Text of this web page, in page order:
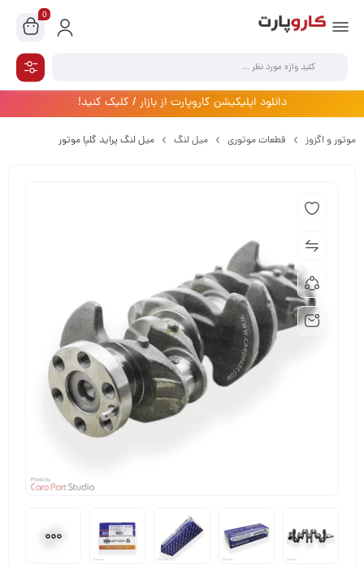
0
دانلود اپلیکیشن کاروپارت از بازار / کلیک کنید!
موتور و اگزوز قطعات موتوری میل لنگ میل لنگ پراید گلپا موتور